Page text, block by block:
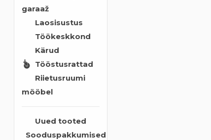
garaaž
Laosisustus
Töökeskkond
Kärud
Tööstusrattad
Riietusruumi
mööbel
Uued tooted
Sooduspakkumised